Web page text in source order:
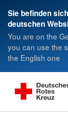
Sie befinden
deutschen
You are on the
you can use the
the English one